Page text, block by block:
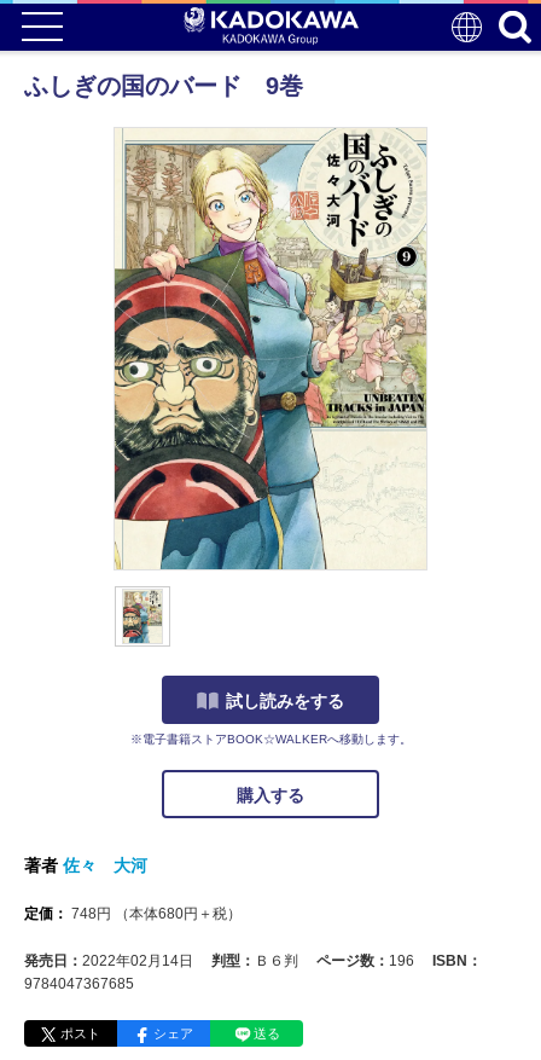
ふしぎの国のバード 9巻
試し読みをする
※電子書籍ストアBOOK☆WALKERへ移動します。
購入する
著者 佐々 大河
定価： 748円 （本体680円＋税）
発売日： 2022年02月14日 判型： Ｂ６判 ページ数： 196
ISBN：
9784047367685
ポスト シェア 送る